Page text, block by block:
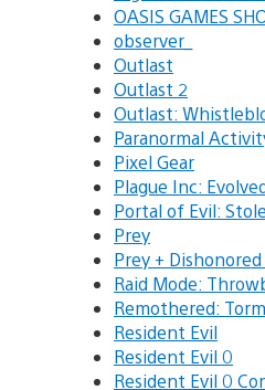
OASIS GAMES
observer_
Outlast
Outlast 2
Outlast:
Paranormal
Pixel Gear
Plague Inc:
Portal of Evil:
Prey
Prey +
Raid Mode:
Remothered:
Resident Evil
Resident Evil 0
Resident Evil 0